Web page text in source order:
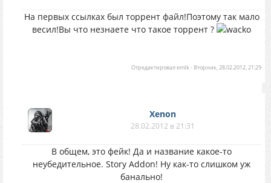
На первых ссылках был торрент файл!Поэтому так мало
весил!Вы что незнаете что такое торрент ?
ОтредактировалemIk- Вторник, 28.02.2012, 21:29
Xenon
28.02.2012 в 21:31
В общем, это фейк! Да и название какое-то
неубедительное. Story Addon! Ну как-то слишком уж
банально!